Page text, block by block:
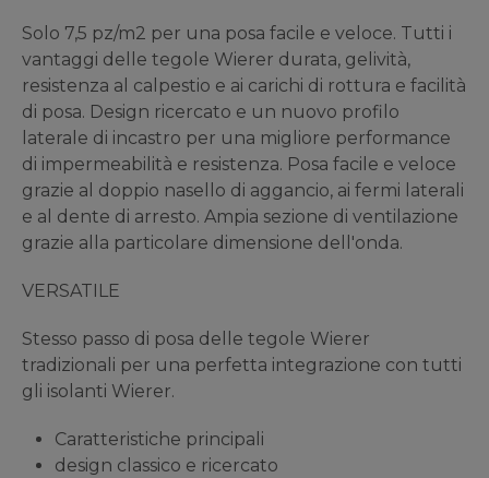
Solo 7,5 pz/m2 per una posa facile e veloce. Tutti i
vantaggi delle tegole Wierer durata, gelività,
resistenza al calpestio e ai carichi di rottura e facilità
di posa. Design ricercato e un nuovo profilo
laterale di incastro per una migliore performance
di impermeabilità e resistenza. Posa facile e veloce
grazie al doppio nasello di aggancio, ai fermi laterali
e al dente di arresto. Ampia sezione di ventilazione
grazie alla particolare dimensione dell'onda.
VERSATILE
Stesso passo di posa delle tegole Wierer
tradizionali per una perfetta integrazione con tutti
gli isolanti Wierer.
Caratteristiche principali
design classico e ricercato